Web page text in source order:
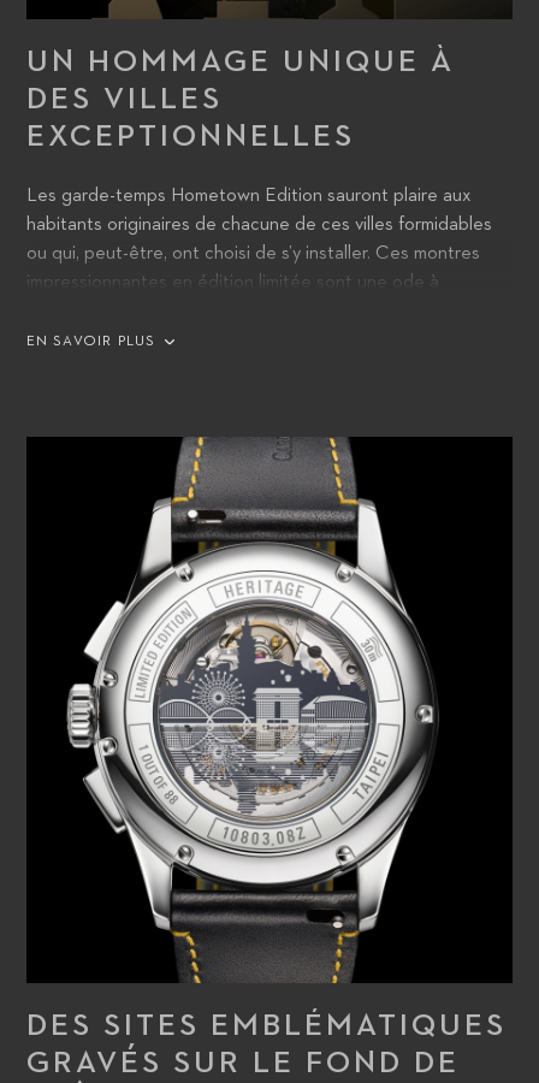
UN HOMMAGE UNIQUE À
DES VILLES
EXCEPTIONNELLES
Les garde-temps Hometown Edition sauront plaire aux
habitants originaires de chacune de ces villes formidables
ou qui, peut-être, ont choisi de s’y installer. Ces montres
impressionnantes en édition limitée sont une ode à
seront enchantés de pouvoir exprimer leur sentiment
EN SAVOIR PLUS
DES SITES EMBLÉMATIQUES
GRAVÉS SUR LE FOND DE